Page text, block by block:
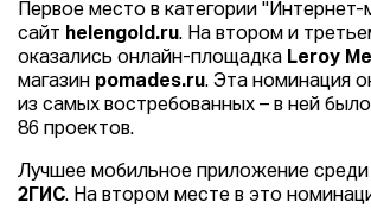
Первое место в категории "Интернет-
сайт helengold.ru. На втором и
оказались онлайн-площадка Leroy
магазин pomades.ru. Эта номинация
из самых востребованных – в ней
86 проектов.
Лучшее мобильное приложение среди
2ГИС. На втором месте в это